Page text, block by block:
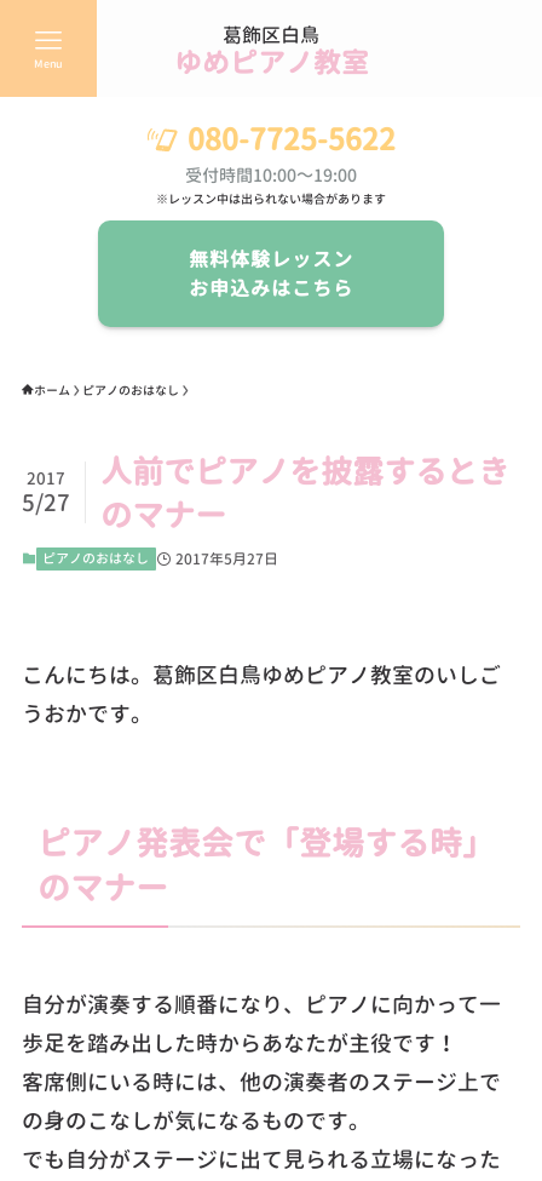
葛飾区白鳥
ゆめピアノ教室
Menu
080-7725-5622
受付時間10:00～19:00
※レッスン中は出られない場合があります
無料体験レッスン
お申込みはこちら
ホーム ピアノのおはなし
人前でピアノを披露するとき
のマナー
2017
5/27
ピアノのおはなし 2017年5月27日
こんにちは。葛飾区白鳥ゆめピアノ教室のいしご
うおかです。
ピアノ発表会で「登場する時」
のマナー
自分が演奏する順番になり、ピアノに向かって一
歩足を踏み出した時からあなたが主役です！
客席側にいる時には、他の演奏者のステージ上で
の身のこなしが気になるものです。
でも自分がステージに出て見られる立場になった